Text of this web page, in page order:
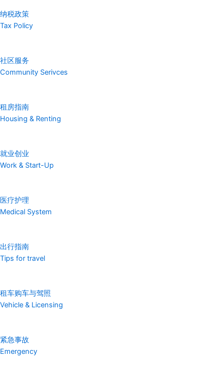
纳税政策
Tax Policy
社区服务
Community Serivces
租房指南
Housing & Renting
就业创业
Work & Start-Up
医疗护理
Medical System
出行指南
Tips for travel
租车购车与驾照
Vehicle & Licensing
紧急事故
Emergency